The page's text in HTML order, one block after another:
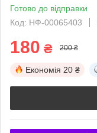
Готово до відправки
Код: НФ-00065403
180 ₴ 200 ₴
Економія 20 ₴